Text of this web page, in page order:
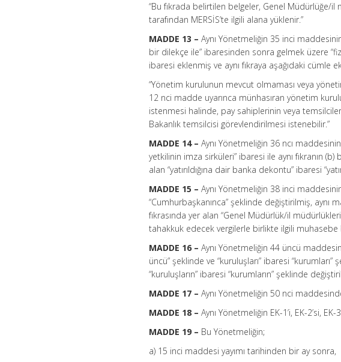
“Bu fıkrada belirtilen belgeler, Genel Müdürlüğe/
tarafından MERSİS’te ilgili alana yüklenir.”
MADDE 13 – Aynı Yönetmeliğin 35 inci
bir dilekçe ile” ibaresinden sonra gelmek üzere
ibaresi eklenmiş ve aynı fıkraya aşağıdaki cümle
“Yönetim kurulunun mevcut olmaması veya
12 nci madde uyarınca münhasıran yönetim
istenmesi halinde, pay sahiplerinin veya
Bakanlık temsilcisi görevlendirilmesi istenebilir.”
MADDE 14 – Aynı Yönetmeliğin 36 ncı
yetkilinin imza sirküleri” ibaresi ile aynı fıkranın (b)
alan “yatırıldığına dair banka dekontu” ibaresi
MADDE 15 – Aynı Yönetmeliğin 38 inci
“Cumhurbaşkanınca” şeklinde değiştirilmiş, aynı
fıkrasında yer alan “Genel Müdürlük/il
tahakkuk edecek vergilerle birlikte ilgili
MADDE 16 – Aynı Yönetmeliğin 44 üncü
üncü” şeklinde ve “kuruluşları” ibaresi
“kuruluşların” ibaresi “kurumların” şeklinde
MADDE 17 – Aynı Yönetmeliğin 50 nci
MADDE 18 – Aynı Yönetmeliğin EK-1’i, EK-2’si,
MADDE 19 – Bu Yönetmeliğin;
a) 15 inci maddesi yayımı tarihinden bir ay sonra,